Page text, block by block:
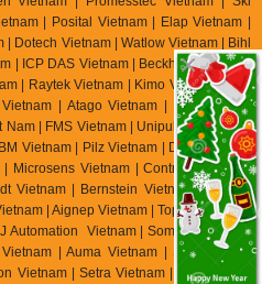
| Posital Vietnam | Elap Vietnam |
Dotech Vietnam | Watlow Vietnam | Bihl
| ICP DAS Vietnam | Beckhoff Vietnam |
| Raytek Vietnam | Kimo Vietnam | YSI
| Atago Vietnam | E Instrument
| FMS Vietnam | Unipulse Vietnam |
Vietnam | Pilz Vietnam | Dold Vietnam
| Microsens Vietnam | Controller Sensor
Vietnam | Bernstein Vietnam | Celduc
| Aignep Vietnam | Top Air Vietnam
Automation Vietnam | Somas Vietnam |
| Auma Vietnam | Sipos Artorik
Vietnam | Setra Vietnam | Yottacontrok